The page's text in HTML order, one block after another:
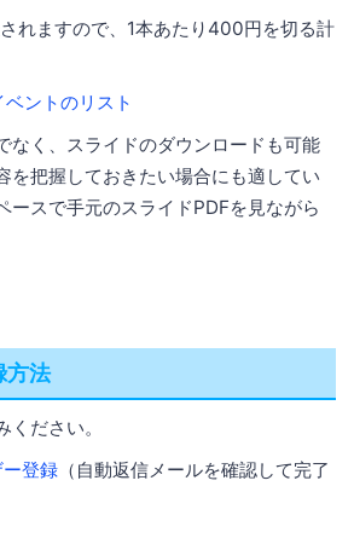
れますので、1本あたり400円を切る計
ントのリスト
なく、スライドのダウンロードも可能
を把握しておきたい場合にも適してい
ースで手元のスライドPDFを見ながら
方法
ださい。
登録 （自動返信メールを確認して完了